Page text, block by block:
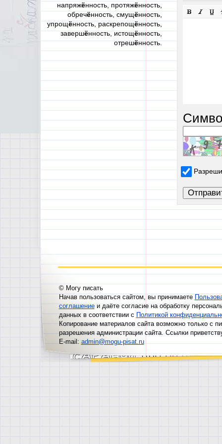
напряжённость, протяжённость,
обречённость, смущённость,
упрощённость, раскрепощённость,
завершённость, истощённость,
отрешённость.
© Могу писать
Начав пользоваться сайтом, вы принимаете
соглашениеи даёте согласие на обработку
данных в соответствии сПолитикой
Копирование материалов сайта возможно только с
разрешения администрации сайта. Ссылки
E-mail:admin@mogu-pisat.ru